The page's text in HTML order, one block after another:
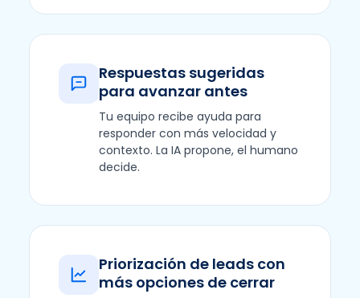
Respuestas sugeridas
para avanzar antes
Tu equipo recibe ayuda para
responder con más velocidad y
contexto. La IA propone, el humano
decide.
Priorización de leads con
más opciones de cerrar